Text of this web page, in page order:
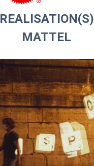
REALISATION(S)
MATTEL